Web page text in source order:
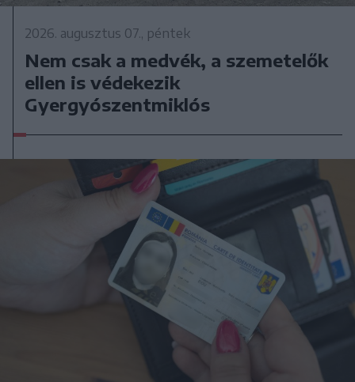
2026. augusztus 07., péntek
Nem csak a medvék, a szemetelők
ellen is védekezik
Gyergyószentmiklós